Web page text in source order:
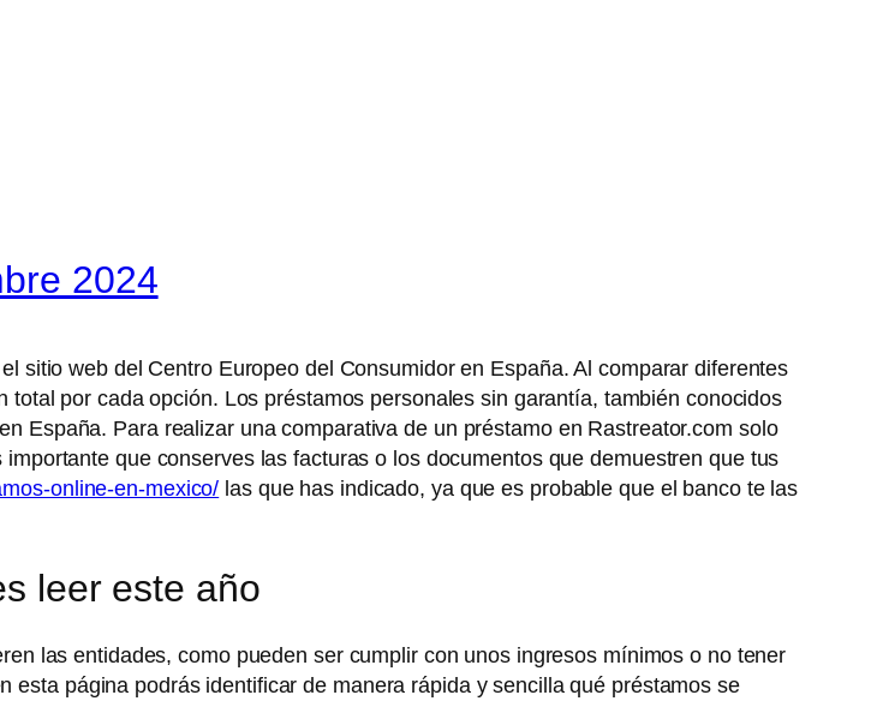
2024
sitio web del Centro Europeo del Consumidor en España. Al comparar diferentes
por cada opción. Los préstamos personales sin garantía, también conocidos
España. Para realizar una comparativa de un préstamo en Rastreator.com solo
que conserves las facturas o los documentos que demuestren que tus
online-en-mexico/ las que has indicado, ya que es probable que el banco te las
leer este año
las entidades, como pueden ser cumplir con unos ingresos mínimos o no tener
página podrás identificar de manera rápida y sencilla qué préstamos se